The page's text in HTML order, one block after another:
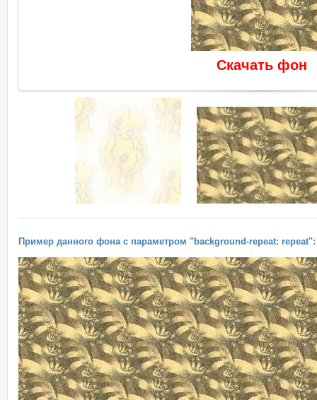
Скачать фон
Пример данного фона с параметром "background-repeat: repeat":